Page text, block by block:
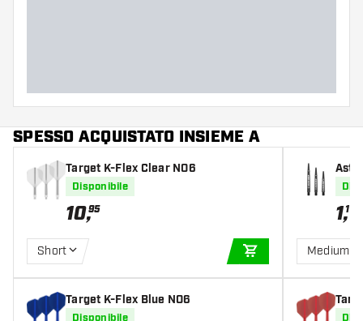
SPESSO ACQUISTATO INSIEME A
Target K-Flex Clear NO6
Disponibile
10,95
Short
AGGIUNGI AL
Target K-Flex Blue NO6
Disponibile
1,19
Medium